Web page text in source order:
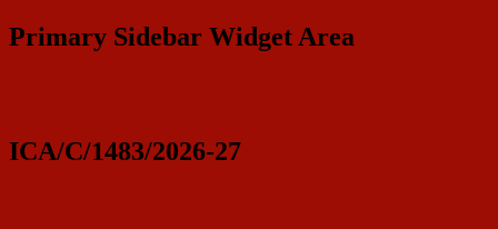
Primary Sidebar Widget Area
ICA/C/1483/2026-27